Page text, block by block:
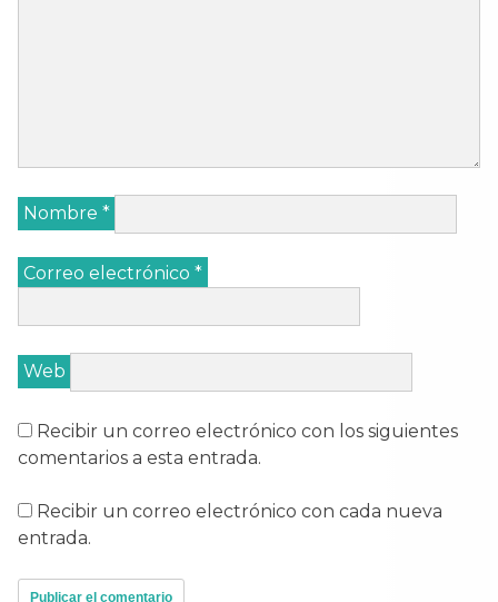
Nombre *
Correo electrónico *
Web
Recibir un correo electrónico con los siguientes
comentarios a esta entrada.
Recibir un correo electrónico con cada nueva
entrada.